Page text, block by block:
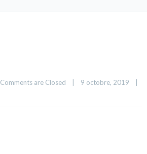
Comments are Closed 9 octobre, 2019